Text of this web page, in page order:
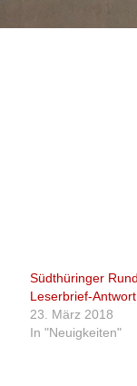
Südthüringer
Leserbrief-Antwort
23. März 2018
In "Neuigkeiten"